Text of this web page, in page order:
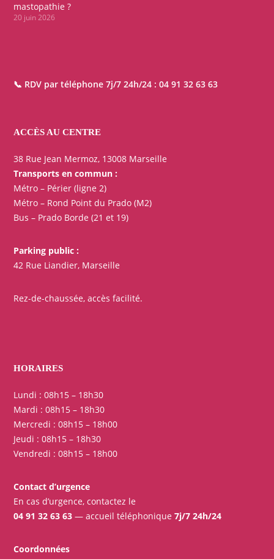
mastopathie ?
20 juin 2026
📞 RDV par téléphone 7j/7 24h/24 : 04 91 32 63 63
ACCÈS AU CENTRE
38 Rue Jean Mermoz, 13008 Marseille
Transports en commun :
Métro – Périer (ligne 2)
Métro – Rond Point du Prado (M2)
Bus – Prado Borde (21 et 19)
Parking public :
42 Rue Liandier, Marseille
Rez-de-chaussée, accès facilité.
HORAIRES
Lundi : 08h15 – 18h30
Mardi : 08h15 – 18h30
Mercredi : 08h15 – 18h00
Jeudi : 08h15 – 18h30
Vendredi : 08h15 – 18h00
Contact d’urgence
En cas d’urgence, contactez le
04 91 32 63 63 — accueil téléphonique7j/7 24h/24
Coordonnées